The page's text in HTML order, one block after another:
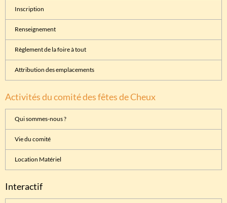
Inscription
Renseignement
Règlement de la foire à tout
Attribution des emplacements
Activités du comité des fêtes de Cheux
Qui sommes-nous ?
Vie du comité
Location Matériel
Interactif